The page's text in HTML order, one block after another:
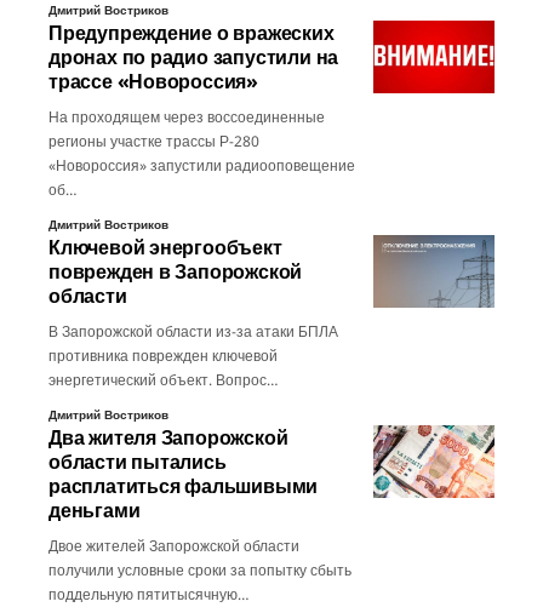
Дмитрий Востриков
Предупреждение о вражеских
дронах по радио запустили на
трассе «Новороссия»
На проходящем через воссоединенные
регионы участке трассы Р-280
«Новороссия» запустили радиооповещение
об…
Дмитрий Востриков
Ключевой энергообъект
поврежден в Запорожской
области
В Запорожской области из-за атаки БПЛА
противника поврежден ключевой
энергетический объект. Вопрос…
Дмитрий Востриков
Два жителя Запорожской
области пытались
расплатиться фальшивыми
деньгами
Двое жителей Запорожской области
получили условные сроки за попытку сбыть
поддельную пятитысячную…